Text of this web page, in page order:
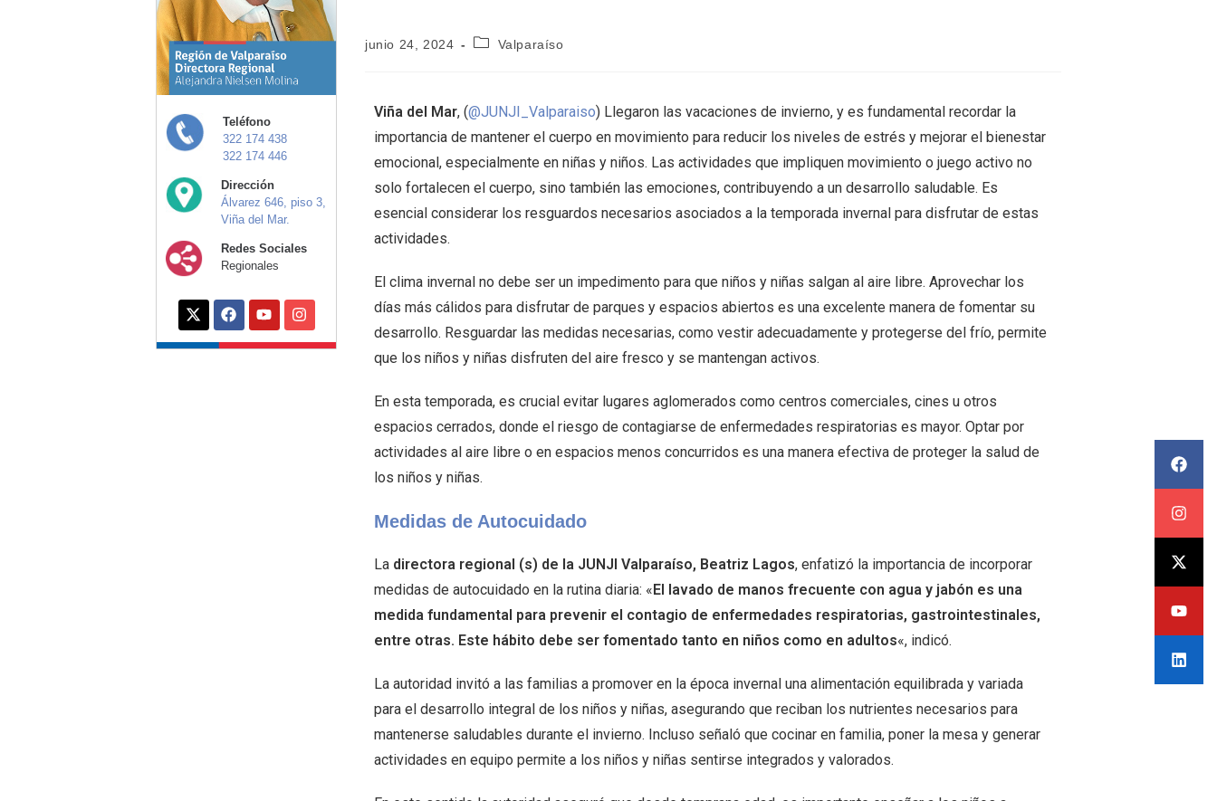
Teléfono
322 174 438
322 174 446
Dirección
Álvarez 646, piso 3,
Viña del Mar.
Redes Sociales
Regionales
junio 24, 2024 Valparaíso
Viña del Mar, (@JUNJI_Valparaiso) Llegaron las vacaciones de invierno, y es fundamental recordar la
importancia de mantener el cuerpo en movimiento para reducir los niveles de estrés y mejorar el bienestar
emocional, especialmente en niñas y niños. Las actividades que impliquen movimiento o juego activo no
solo fortalecen el cuerpo, sino también las emociones, contribuyendo a un desarrollo saludable. Es
esencial considerar los resguardos necesarios asociados a la temporada invernal para disfrutar de estas
actividades.
El clima invernal no debe ser un impedimento para que niños y niñas salgan al aire libre. Aprovechar los
días más cálidos para disfrutar de parques y espacios abiertos es una excelente manera de fomentar su
desarrollo. Resguardar las medidas necesarias, como vestir adecuadamente y protegerse del frío, permite
que los niños y niñas disfruten del aire fresco y se mantengan activos.
En esta temporada, es crucial evitar lugares aglomerados como centros comerciales, cines u otros
espacios cerrados, donde el riesgo de contagiarse de enfermedades respiratorias es mayor. Optar por
actividades al aire libre o en espacios menos concurridos es una manera efectiva de proteger la salud de
los niños y niñas.
Medidas de Autocuidado
La directora regional (s) de la JUNJI Valparaíso, Beatriz Lagos, enfatizó la importancia de incorporar
medidas de autocuidado en la rutina diaria: « El lavado de manos frecuente con agua y jabón es una
medida fundamental para prevenir el contagio de enfermedades respiratorias, gastrointestinales,
entre otras. Este hábito debe ser fomentado tanto en niños como en adultos«, indicó.
La autoridad invitó a las familias a promover en la época invernal una alimentación equilibrada y variada
para el desarrollo integral de los niños y niñas, asegurando que reciban los nutrientes necesarios para
mantenerse saludables durante el invierno. Incluso señaló que cocinar en familia, poner la mesa y generar
actividades en equipo permite a los niños y niñas sentirse integrados y valorados.